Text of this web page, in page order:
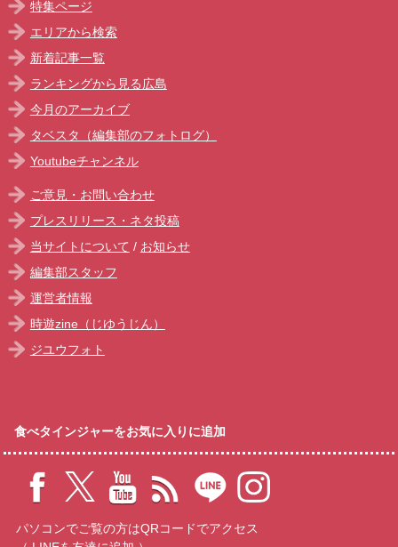
特集ページ
エリアから検索
新着記事一覧
ランキングから見る広島
今月のアーカイブ
タベスタ（編集部のフォトログ）
Youtubeチャンネル
ご意見・お問い合わせ
プレスリリース・ネタ投稿
当サイトについて / お知らせ
編集部スタッフ
運営者情報
時遊zine（じゆうじん）
ジユウフォト
食べタインジャーをお気に入りに追加
パソコンでご覧の方はQRコードでアクセス